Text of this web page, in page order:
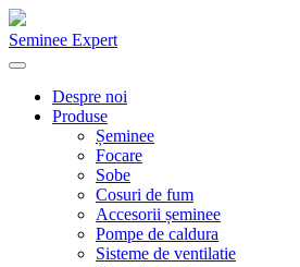
Seminee Expert
Despre noi
Produse
Șeminee
Focare
Sobe
Cosuri de fum
Accesorii șeminee
Pompe de caldura
Sisteme de ventilatie